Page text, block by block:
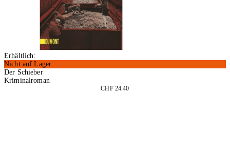
Erhältlich:
Nicht auf Lager
Der Schieber
Kriminalroman
CHF 24.40